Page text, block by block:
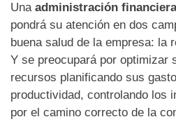
Una administración
pondrá su atención en dos
buena salud de la empresa: la
Y se preocupará por optimizar
recursos planificando sus
productividad, controlando los
por el camino correcto de la